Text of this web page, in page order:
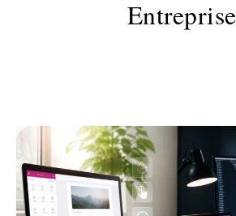
Entreprise